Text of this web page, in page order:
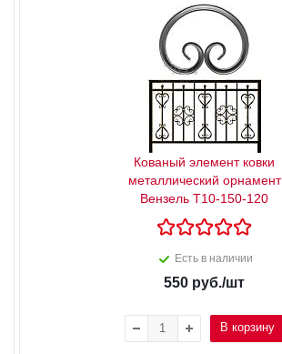
Кованый элемент ковки
металлический орнамент
Вензель Т10-150-120
Есть в наличии
550 руб./шт
В корзину